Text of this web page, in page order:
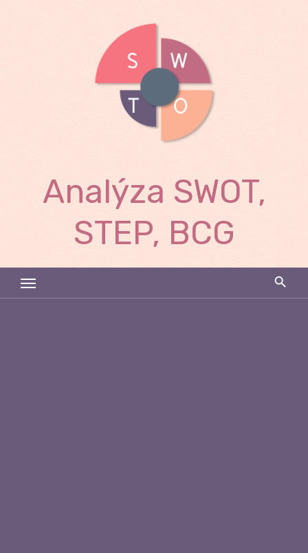
Analýza SWOT,
STEP, BCG